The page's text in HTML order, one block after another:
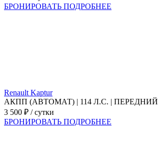
БРОНИРОВАТЬ ПОДРОБНЕЕ
Renаult Kaptur
АКПП (АВТОМАТ) | 114 Л.С. | ПЕРЕДНИЙ
3 500 ₽ / сутки
БРОНИРОВАТЬ ПОДРОБНЕЕ